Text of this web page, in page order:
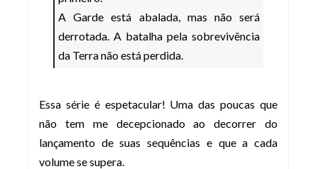
A Garde está abalada, mas não será
derrotada. A batalha pela sobrevivência
da Terra não está perdida.
Essa série é espetacular! Uma das poucas que
não tem me decepcionado ao decorrer do
lançamento de suas sequências e que a cada
volume se supera.